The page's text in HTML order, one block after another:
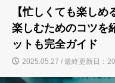
【忙しくても楽し
楽しむためのコツを
ットも完全ガイド
2025.05.27 / 最終更新日：